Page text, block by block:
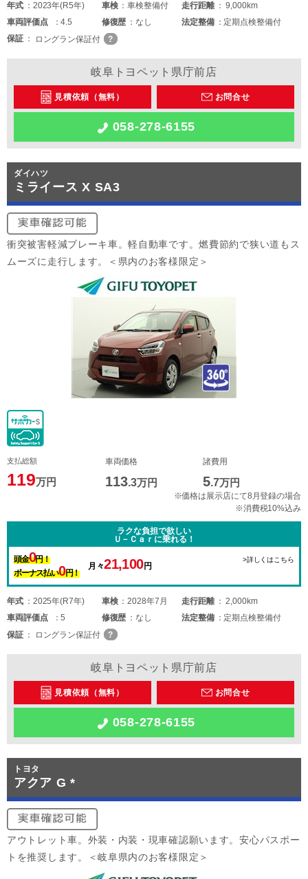
年式 2023年(R5年) 車検 車検整備付 走行距離
9,000km
車両評価点 4.5 修復歴 なし 法定整備
定期点検整備付
保証
ロングラン保証付
岐阜トヨペット県庁前店
見積依頼（無料） お問合せ
058-278-6155
ダイハツ
ミライース X SA3
衝突被害軽減ブレーキ車。軽自動車です。燃費節約で狭い道もス
ムーズに走行します。＜県内のお客様限定＞
支払総額
119万円
車両価格
113.3万円
諸費用
5.7万円
※価格は展示店にて8月登録の場合
※消費税10%込み
ラクな負担で欲しい
Ｕ－Ｃａｒに乗れる！
頭金0円！
ボーナス払い0円！
月々21,100円
>詳しくはこちら
年式 2025年(R7年) 車検 2028年7月 走行距離
2,000km
車両評価点 5 修復歴 なし 法定整備
定期点検整備付
保証
ロングラン保証付
岐阜トヨペット県庁前店
見積依頼（無料） お問合せ
058-278-6155
トヨタ
アクア G *
アウトレット車。外装・内装・現車確認願います。安心パスポー
トを推奨します。＜岐阜県内のお客様限定＞